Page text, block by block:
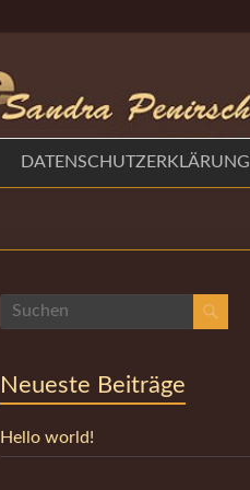
DATENSCHUTZERKLÄRUNG
Neueste Beiträge
Hello world!